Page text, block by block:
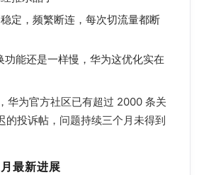
定，频繁断连，每次切流量都断
功能还是一样慢，华为这优化实在
华为官方社区已有超过 2000 条关
的投诉帖，问题持续三个月未得到
最新进展